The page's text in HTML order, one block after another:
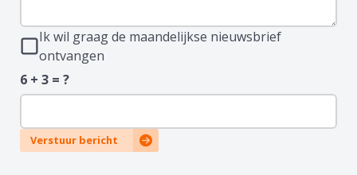
Ik wil graag de maandelijkse nieuwsbrief
ontvangen
6 + 3 = ?
Verstuur bericht